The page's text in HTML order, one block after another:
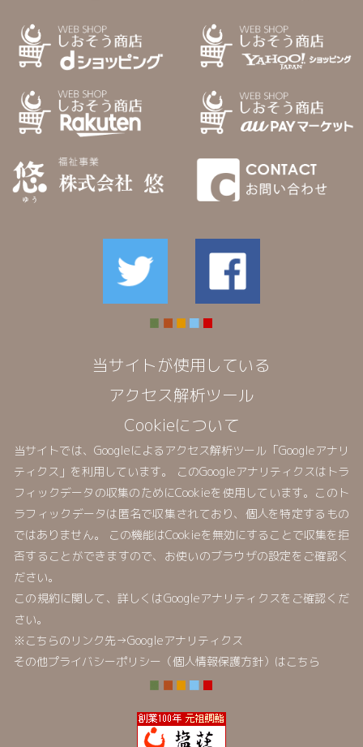
当サイトが使用している
アクセス解析ツール
Cookieについて
当サイトでは、Googleによるアクセス解析ツール「Googleアナリ
ティクス」を利用しています。 このGoogleアナリティクスはトラ
フィックデータの収集のためにCookieを使用しています。このト
ラフィックデータは匿名で収集されており、個人を特定するもの
ではありません。 この機能はCookieを無効にすることで収集を拒
否することができますので、お使いのブラウザの設定をご確認く
ださい。
この規約に関して、詳しくはGoogleアナリティクスをご確認くだ
さい。
※こちらのリンク先→Googleアナリティクス
その他プライバシーポリシー（個人情報保護方針）はこちら